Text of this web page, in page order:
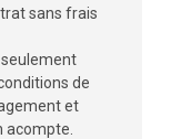
sans frais
seulement
de
et